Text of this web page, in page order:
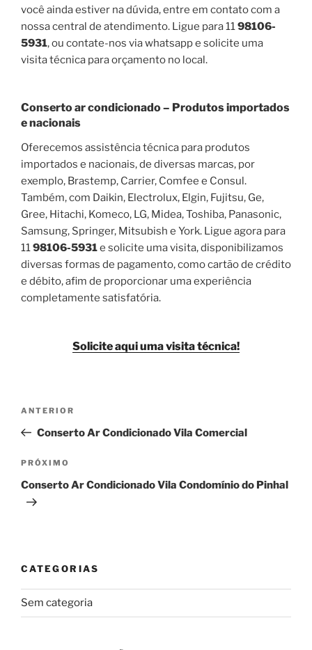
você ainda estiver na dúvida, entre em contato com a
nossa central de atendimento. Ligue para 1198106-
5931, ou contate-nos via whatsapp e solicite uma
visita técnica para orçamento no local.
Conserto ar condicionado – Produtos importados
e nacionais
Oferecemos assistência técnica para produtos
importados e nacionais, de diversas marcas, por
exemplo, Brastemp, Carrier, Comfee e Consul.
Também, com Daikin, Electrolux, Elgin, Fujitsu, Ge,
Gree, Hitachi, Komeco, LG, Midea, Toshiba, Panasonic,
Samsung, Springer, Mitsubish e York. Ligue agora para
1198106-5931e solicite uma visita, disponibilizamos
diversas formas de pagamento, como cartão de crédito
e débito, afim de proporcionar uma experiência
completamente satisfatória.
Solicite aqui uma visita técnica!
Navegação
Post
Post
anterior
ANTERIOR
Conserto Ar Condicionado Vila Comercial
Próximo
post
PRÓXIMO
Conserto Ar Condicionado Vila Condomínio do Pinhal
CATEGORIAS
Sem categoria